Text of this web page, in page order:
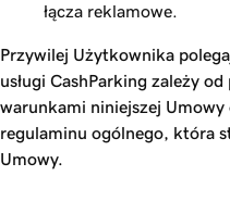
łącza reklamowe.
Przywilej Użytkownika
usługi CashParking zależy
warunkami niniejszej
regulaminu ogólnego, która
Umowy.